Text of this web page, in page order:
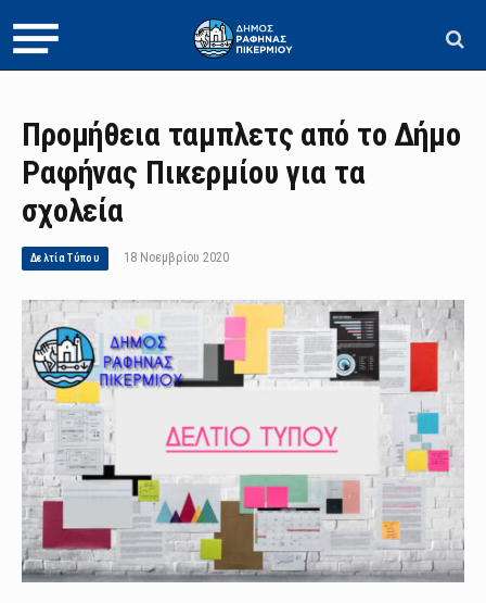
Προμήθεια ταμπλετς από το Δήμο
Ραφήνας Πικερμίου για τα
σχολεία
Δελτία Τύπου 18 Νοεμβρίου 2020